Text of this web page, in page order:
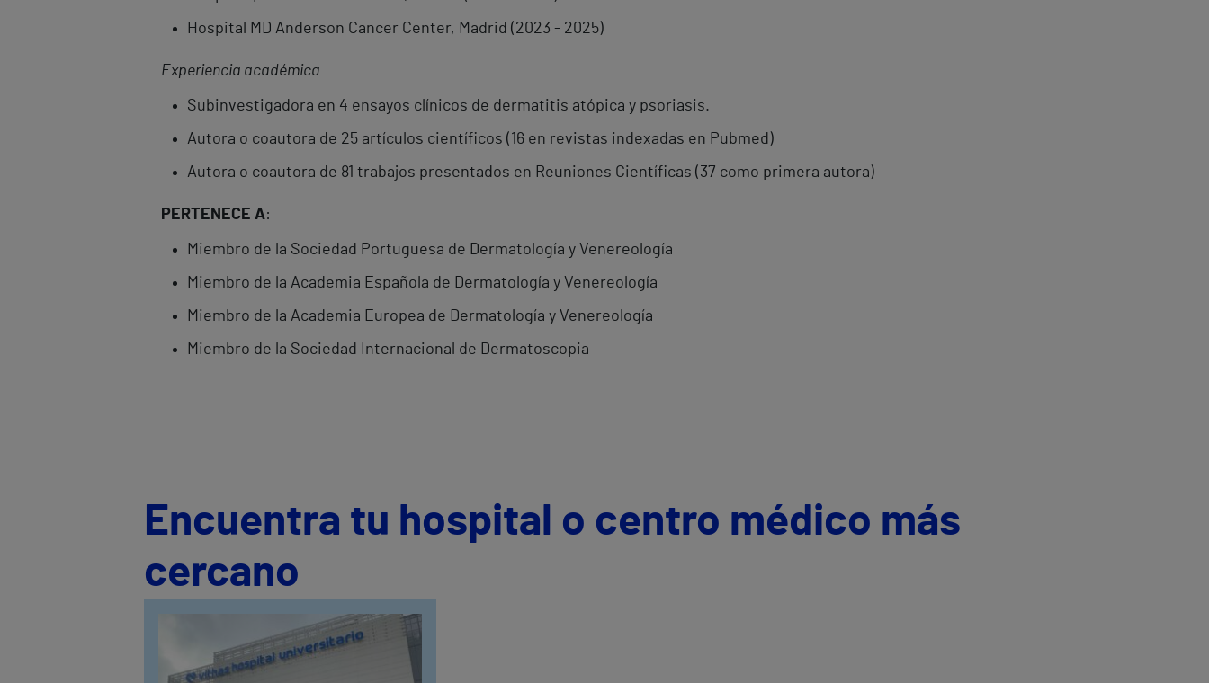
Hospital MD Anderson Cancer Center, Madrid (2023 - 2025)
Experiencia académica
Subinvestigadora en 4 ensayos clínicos de dermatitis atópica y psoriasis.
Autora o coautora de 25 artículos científicos (16 en revistas indexadas en Pubmed)
Autora o coautora de 81 trabajos presentados en Reuniones Científicas (37 como primera autora)
PERTENECE A:
Miembro de la Sociedad Portuguesa de Dermatología y Venereología
Miembro de la Academia Española de Dermatología y Venereología
Miembro de la Academia Europea de Dermatología y Venereología
Miembro de la Sociedad Internacional de Dermatoscopia
Encuentra tu hospital o centro médico más
cercano